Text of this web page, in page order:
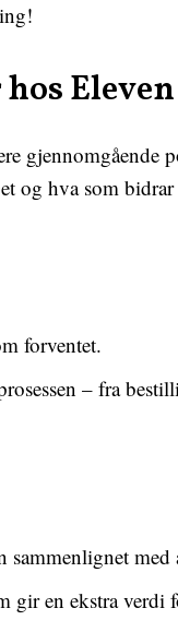
Eleven
gjennomgående
og hva som
forventet.
– fra
gir en ekstra verdi